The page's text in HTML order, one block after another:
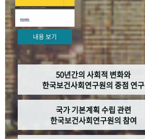
내용 보기
50년간의 사회적 변화와
한국보건사회연구원의 중점 연구
국가 기본계획 수립 관련
한국보건사회연구원의 참여